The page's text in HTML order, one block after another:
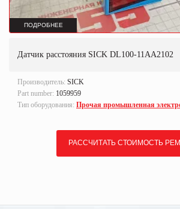
ПОДРОБНЕЕ
Датчик расстояния SICK DL100-11AA2102
Производитель: SICK
Part number: 1059959
Тип оборудования: Прочая промышленная
РАССЧИТАТЬ СТОИМОСТЬ